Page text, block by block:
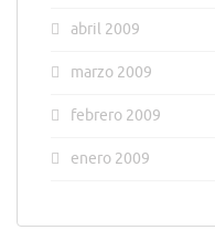
abril 2009
marzo 2009
febrero 2009
enero 2009